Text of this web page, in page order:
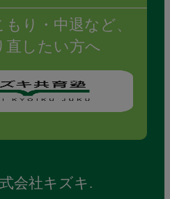
り・ 中退など、
直したい方へ
会社キズキ.